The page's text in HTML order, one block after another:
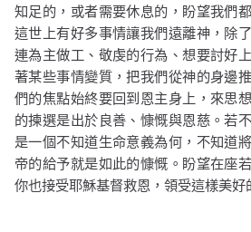
知足的，或者需要休息的，盼望我們
這世上有好多事情讓我們遠離神，除
連為主做工、敬虔的行為、想要討好
著某些事情變質，把我們從神的身邊
們的焦點始終要回到恩主身上，來思
的揀選是出於良善、慷慨與恩慈。若
是一個不知道生命意義為何，不知道
帝的給予就是如此的慷慨。盼望在座
你也接受耶穌基督救恩，領受這樣美好